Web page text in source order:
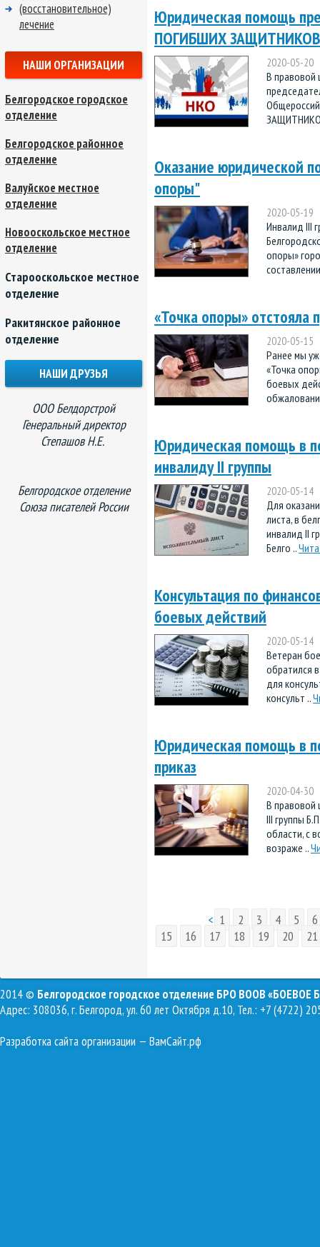
Юридическая помощь
ПОГИБШИХ
2020-05-20
В правовой
Оказание юридической
опоры"
2020-05-19
Инвалид III
опоры»
«Точка опоры» отстояла
2020-05-15
Ранее мы
«Точка
боевых
Юридическая помощь в
инвалиду II группы
2020-05-14
Для
листа, в
инвалид II
Белго ..
Консультация по
боевых действий
2020-05-14
Ветеран
обратился
для
консульт ..
Юридическая помощь в
приказ
2020-04-30
В правовой
III группы
области, с
возраже ..
< 1 2 3 4 5
6
15
16 17 18 19 20 21
(восстановительное)
лечение
НАШИ ОРГАНИЗАЦИИ
Белгородское городское
отделение
Белгородское районное
отделение
Валуйское местное
отделение
Новооскольское местное
отделение
Старооскольское местное
отделение
Ракитянское районное
отделение
НАШИ ДРУЗЬЯ
ООО Белдорстрой
Генеральный директор
Степашов Н.Е.
Белгородское отделение
Союза писателей России
2014 © Белгородское городское отделение БРО ВООВ «БОЕВОЕ
Адрес: 308036, г. Белгород, ул. 60 лет Октября д.10, Тел.: +7 (4722)
Разработка сайта организации — ВамСайт.рф